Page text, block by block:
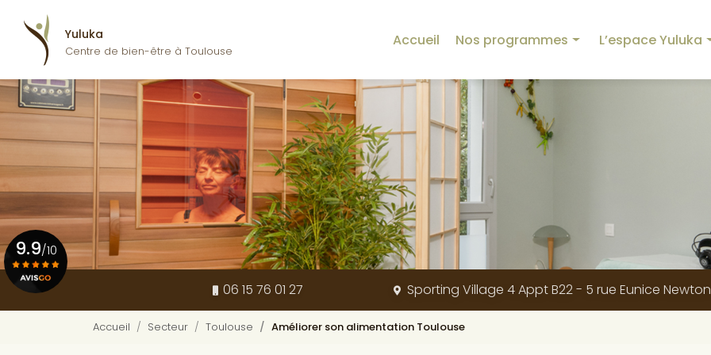
contenu
principal
Yuluka
Centre de bien-être à Toulouse
Accueil
Nos programmes
Programme Yuluka
Programme Détox
Programme Minceur
Programme Sommeil
Programme Mémoire
Programme Stress et Digestion
Programme Sport
Programme Dos et Articulations
Programme Beauté
L’espace Yuluka
06 15 76 01 27 Sporting Village 4 Appt B22 - 5 rue Eunice
9.9/10
Accueil Secteur Toulouse Améliorer son alimentation Toulouse